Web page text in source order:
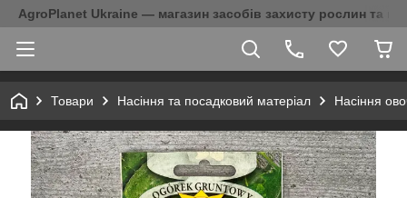
AgroPlanet Ukraine — магазин засобів захисту рослин та
Товари Насіння та посадковий матеріал Насіння